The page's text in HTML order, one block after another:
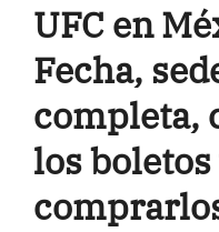
UFC en
Fecha,
completa,
los